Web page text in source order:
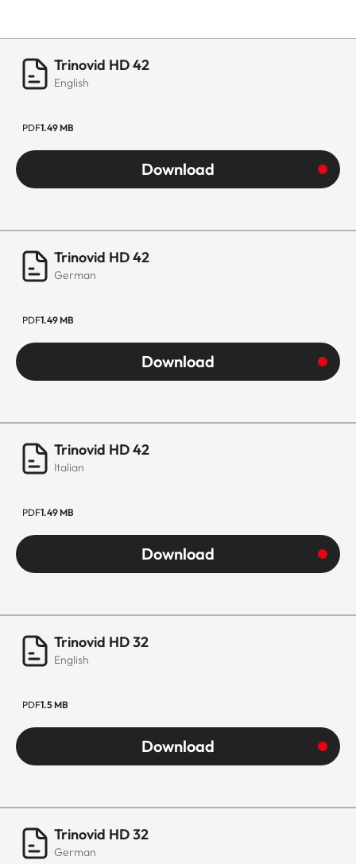
Trinovid HD 42
English
PDF1.49 MB
Download
Trinovid HD 42
German
PDF1.49 MB
Download
Trinovid HD 42
Italian
PDF1.49 MB
Download
Trinovid HD 32
English
PDF1.5 MB
Download
Trinovid HD 32
German